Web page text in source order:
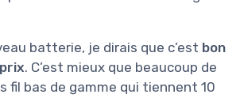
batterie, je dirais que c’est bon
. C’est mieux que beaucoup de
fil bas de gamme qui tiennent 10